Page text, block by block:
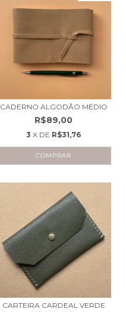
CADERNO ALGODÃO MÉDIO
R$89,00
3 X DE R$31,76
CARTEIRA CARDEAL VERDE